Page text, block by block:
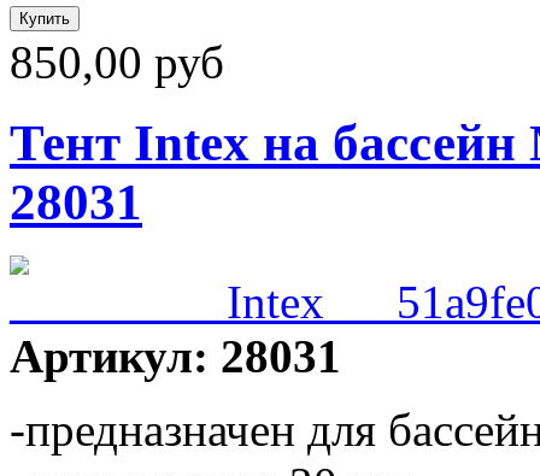
850,00 руб
Тент Intex на
28031
Артикул: 28031
-предназначен для